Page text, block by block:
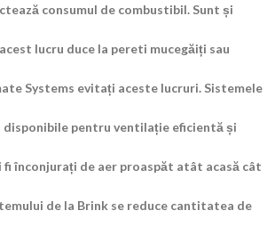
consumul de combustibil. Sunt și
lucru duce la pereti mucegăiți sau
Systems evitați aceste lucruri. Sistemele
pentru ventilație eficientă și
fi înconjurați de aer proaspăt atât acasă cât
de la Brink se reduce cantitatea de